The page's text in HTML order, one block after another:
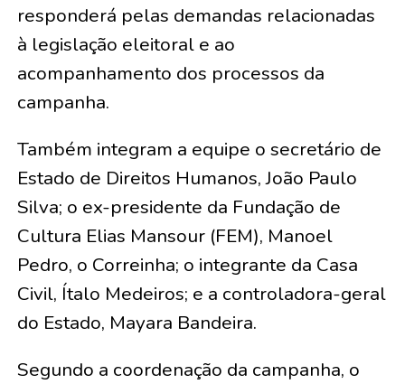
responderá pelas demandas relacionadas
à legislação eleitoral e ao
acompanhamento dos processos da
campanha.
Também integram a equipe o secretário de
Estado de Direitos Humanos, João Paulo
Silva; o ex-presidente da Fundação de
Cultura Elias Mansour (FEM), Manoel
Pedro, o Correinha; o integrante da Casa
Civil, Ítalo Medeiros; e a controladora-geral
do Estado, Mayara Bandeira.
Segundo a coordenação da campanha, o